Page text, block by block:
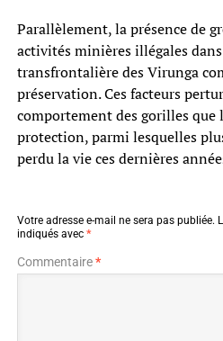
Parallèlement, la présence de
activités minières illégales
transfrontalière des Virunga
préservation. Ces facteurs
comportement des gorilles que
protection, parmi lesquelles
perdu la vie ces dernières
Votre adresse e-mail ne sera pas publiée.
indiqués avec *
Commentaire*